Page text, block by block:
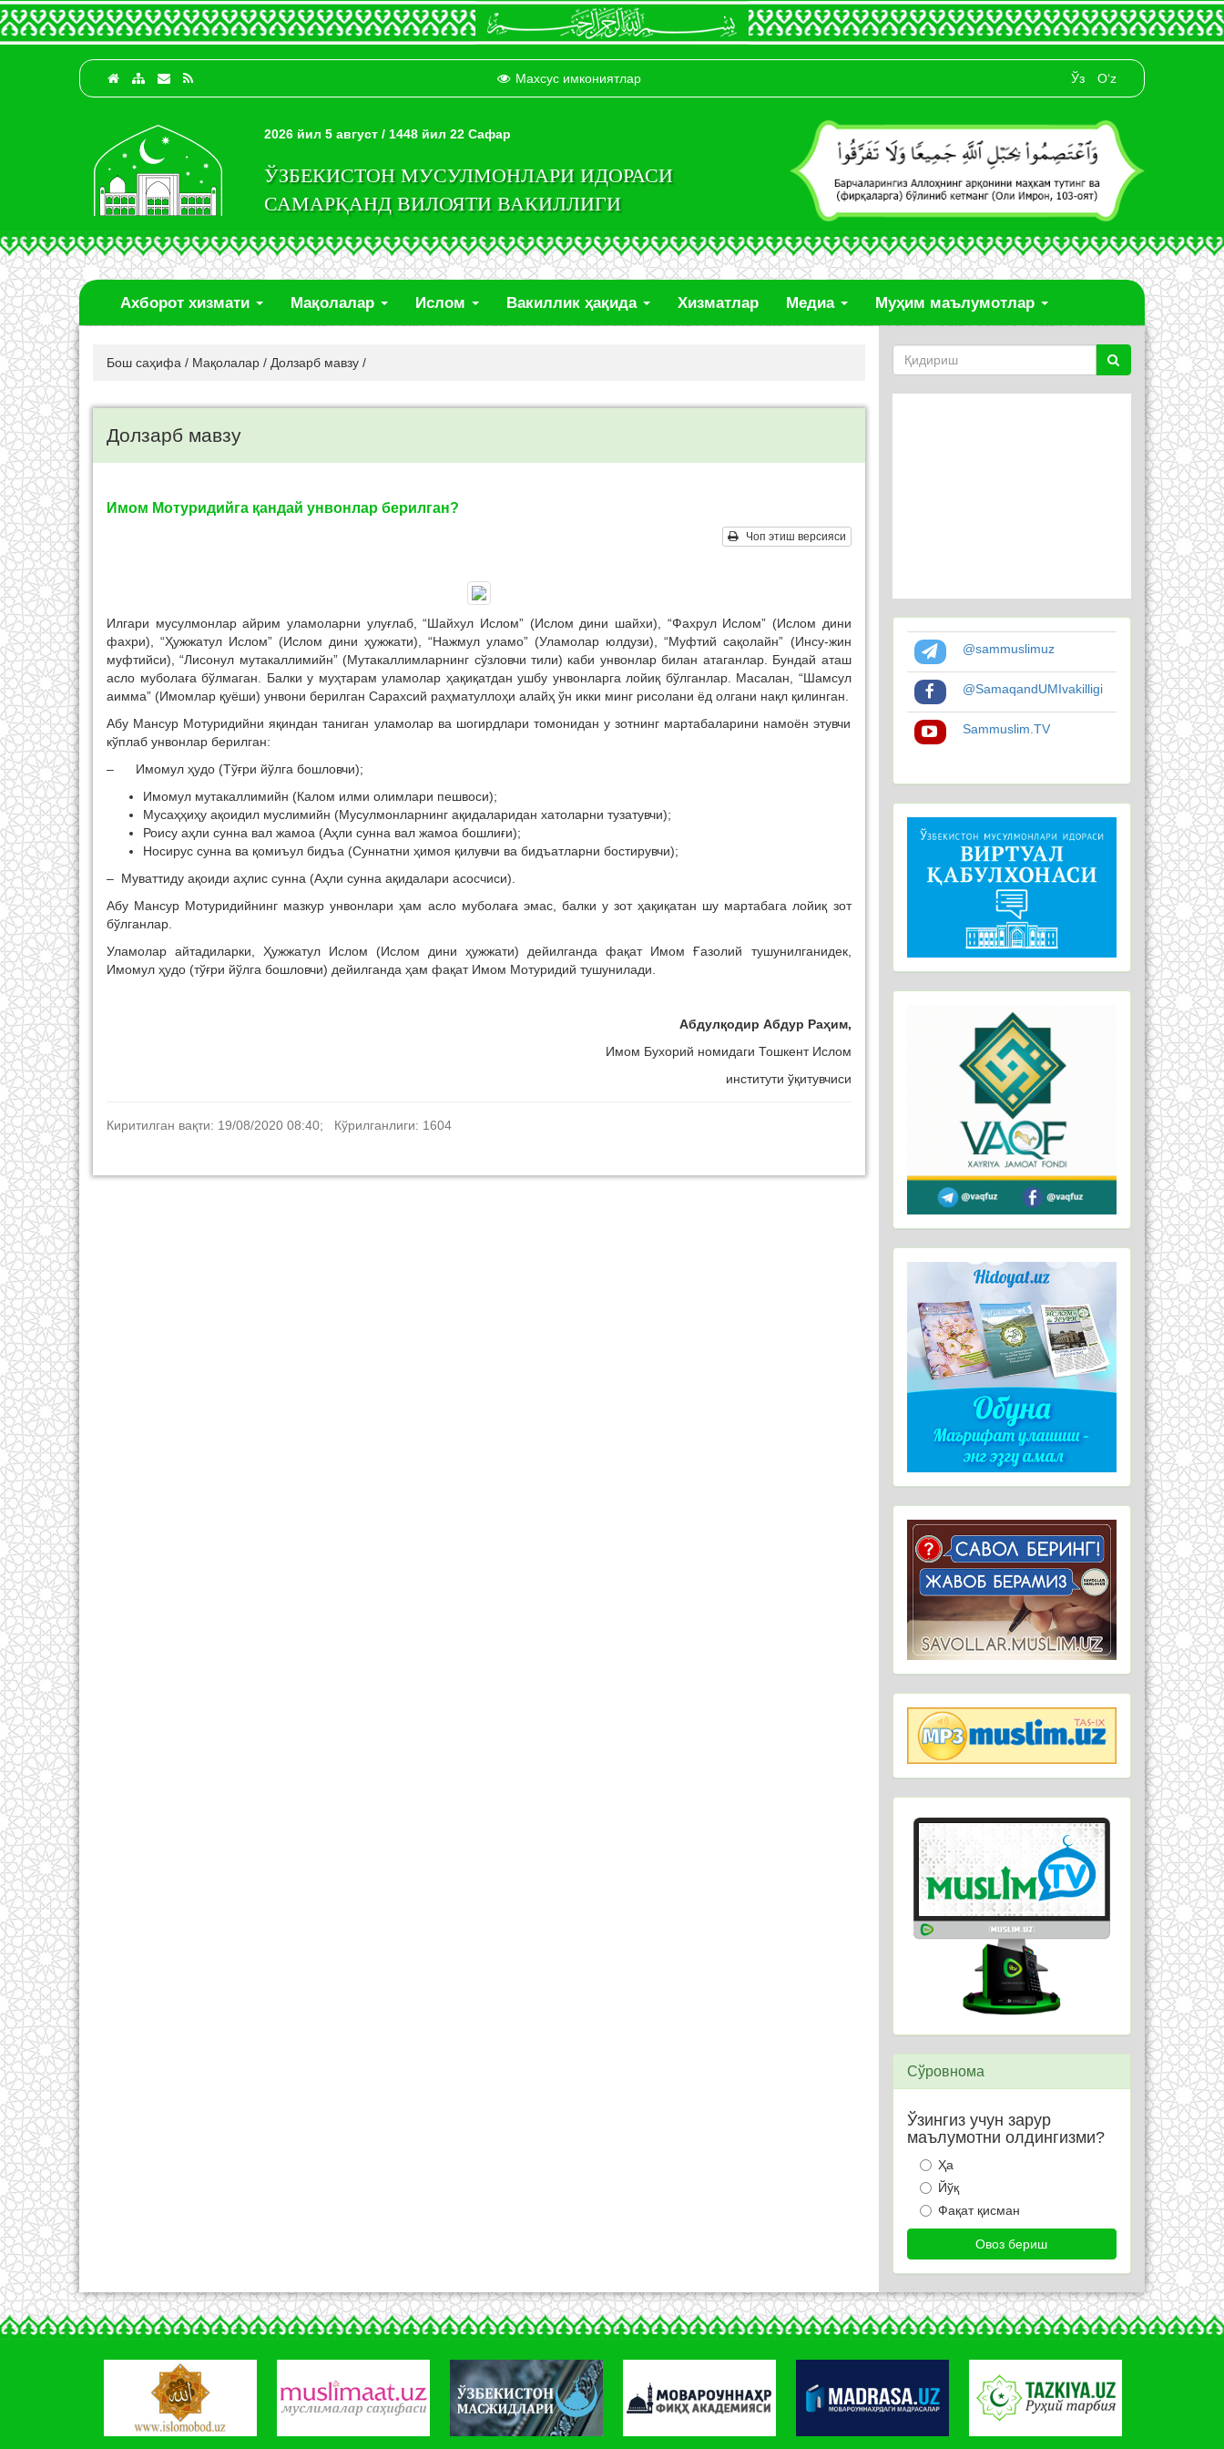
Махсус имкониятлар Ўз O‘z
2026 йил 5 август / 1448 йил 22 Сафар
ЎЗБЕКИСТОН МУСУЛМОНЛАРИ ИДОРАСИ
САМАРҚАНД ВИЛОЯТИ ВАКИЛЛИГИ
Ахборот хизмати Мақолалар Ислом Вакиллик ҳақида Хизматлар Медиа Муҳим маълумотлар
Бош саҳифа / Мақолалар / Долзарб мавзу /
Долзарб мавзу
Имом Мотуридийга қандай унвонлар берилган?
Чоп этиш версияси
Илгари мусулмонлар айрим уламоларни улуғлаб, “Шайхул Ислом” (Ислом дини шайхи), “Фахрул Ислом” (Ислом дини
фахри), “Ҳужжатул Ислом” (Ислом дини ҳужжати), “Нажмул уламо” (Уламолар юлдузи), “Муфтий сақолайн” (Инсу-жин
муфтийси), “Лисонул мутакаллимийн” (Мутакаллимларнинг сўзловчи тили) каби унвонлар билан атаганлар. Бундай аташ
асло муболаға бўлмаган. Балки у муҳтарам уламолар ҳақиқатдан ушбу унвонларга лойиқ бўлганлар. Масалан, “Шамсул
аимма” (Имомлар қуёши) унвони берилган Сарахсий раҳматуллоҳи алайҳ ўн икки минг рисолани ёд олгани нақл қилинган.
Абу Мансур Мотуридийни яқиндан таниган уламолар ва шогирдлари томонидан у зотнинг мартабаларини намоён этувчи
кўплаб унвонлар берилган:
– Имомул ҳудо (Тўғри йўлга бошловчи);
Имомул мутакаллимийн (Калом илми олимлари пешвоси);
Мусаҳҳиҳу ақоидил муслимийн (Мусулмонларнинг ақидаларидан хатоларни тузатувчи);
Роису аҳли сунна вал жамоа (Аҳли сунна вал жамоа бошлиғи);
Носирус сунна ва қомиъул бидъа (Суннатни ҳимоя қилувчи ва бидъатларни бостирувчи);
– Муваттиду ақоиди аҳлис сунна (Аҳли сунна ақидалари асосчиси).
Абу Мансур Мотуридийнинг мазкур унвонлари ҳам асло муболаға эмас, балки у зот ҳақиқатан шу мартабага лойиқ зот
бўлганлар.
Уламолар айтадиларки, Ҳужжатул Ислом (Ислом дини ҳужжати) дейилганда фақат Имом Ғазолий тушунилганидек,
Имомул ҳудо (тўғри йўлга бошловчи) дейилганда ҳам фақат Имом Мотуридий тушунилади.
Абдулқодир Абдур Раҳим,
Имом Бухорий номидаги Тошкент Ислом
институти ўқитувчиси
Киритилган вақти: 19/08/2020 08:40; Кўрилганлиги: 1604
@sammuslimuz
@SamaqandUMIvakilligi
Sammuslim.TV
Сўровнома
Ўзингиз учун зарур
маълумотни олдингизми?
Ҳа
Йўқ
Фақат қисман